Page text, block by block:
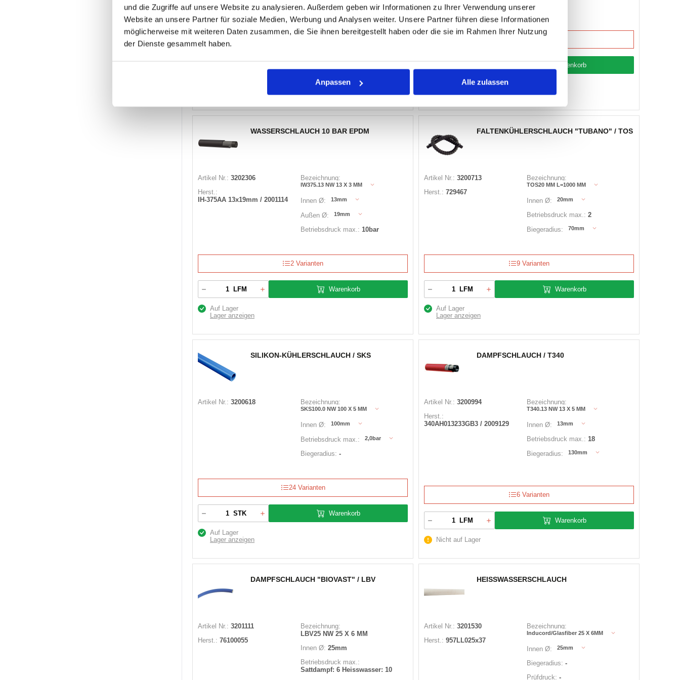
und die Zugriffe auf unsere Website zu analysieren. Außerdem geben wir Informationen zu Ihrer Verwendung unserer
Website an unsere Partner für soziale Medien, Werbung und Analysen weiter. Unsere Partner führen diese Informationen
möglicherweise mit weiteren Daten zusammen, die Sie ihnen bereitgestellt haben oder die sie im Rahmen Ihrer Nutzung
der Dienste gesammelt haben.
Anpassen Alle zulassen
Biegeradius:
80mm
Warenkorb
Auf Lager
WASSERSCHLAUCH 10 BAR EPDM
Artikel Nr.: 3202306
Herst.:
IH-375AA 13x19mm / 2001114
Bezeichnung:
IW375.13 NW 13 X 3 MM
Innen Ø: 13mm
Außen Ø: 19mm
Betriebsdruck max.: 10bar
2 Varianten
LFM Warenkorb
Auf Lager
Lager anzeigen
FALTENKÜHLERSCHLAUCH "TUBANO" / TOS
Artikel Nr.: 3200713
Herst.: 729467
Bezeichnung:
TOS20 MM L=1000 MM
Innen Ø: 20mm
Betriebsdruck max.: 2
Biegeradius:
70mm
9 Varianten
LFM Warenkorb
Auf Lager
Lager anzeigen
SILIKON-KÜHLERSCHLAUCH / SKS
Artikel Nr.: 3200618 Bezeichnung:
SKS100.0 NW 100 X 5 MM
Innen Ø: 100mm
Betriebsdruck max.: 2,0bar
Biegeradius: -
24 Varianten
STK Warenkorb
Auf Lager
Lager anzeigen
DAMPFSCHLAUCH / T340
Artikel Nr.: 3200994
Herst.:
340AH013233GB3 / 2009129
Bezeichnung:
T340.13 NW 13 X 5 MM
Innen Ø: 13mm
Betriebsdruck max.: 18
Biegeradius:
130mm
6 Varianten
LFM Warenkorb
Nicht auf Lager
DAMPFSCHLAUCH "BIOVAST" / LBV
Artikel Nr.: 3201111
Herst.: 76100055
Bezeichnung:
LBV25 NW 25 X 6 MM
Innen Ø: 25mm
Betriebsdruck max.:
Sattdampf: 6 Heisswasser: 10
HEISSWASSERSCHLAUCH
Artikel Nr.: 3201530
Herst.: 957LL025x37
Bezeichnung:
Inducord/Glasfiber 25 X 6MM
Innen Ø: 25mm
Biegeradius: -
Prüfdruck: -